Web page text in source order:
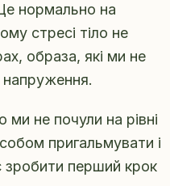
нормально на
стресі тіло не
образа, які ми не
напруження.
не почули на рівні
пригальмувати і
зробити перший крок